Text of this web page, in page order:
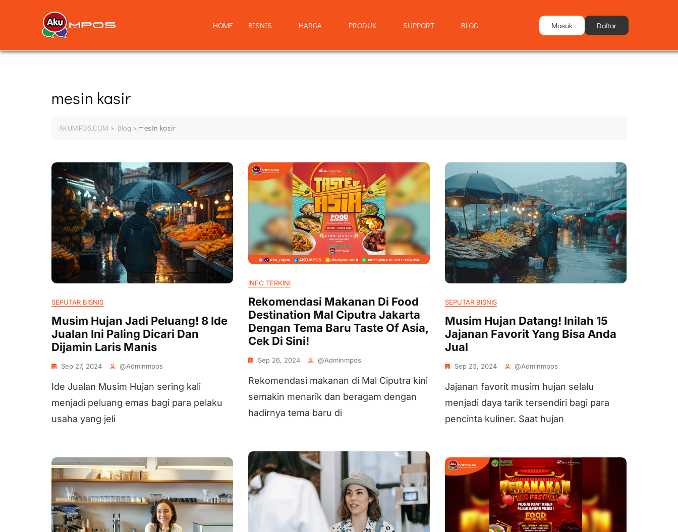
HOME BISNIS HARGA PRODUK SUPPORT BLOG Masuk Daftar
mesin kasir
AKUMPOS.COM > Blog > mesin kasir
SEPUTAR BISNIS
Musim Hujan Jadi Peluang! 8 Ide
Jualan Ini Paling Dicari Dan
Dijamin Laris Manis
Sep 27, 2024 @adminmpos
Ide Jualan Musim Hujan sering kali
menjadi peluang emas bagi para pelaku
usaha yang jeli
INFO TERKINI
Rekomendasi Makanan Di Food
Destination Mal Ciputra Jakarta
Dengan Tema Baru Taste Of Asia,
Cek Di Sini!
Sep 26, 2024 @adminmpos
Rekomendasi makanan di Mal Ciputra kini
semakin menarik dan beragam dengan
hadirnya tema baru di
SEPUTAR BISNIS
Musim Hujan Datang! Inilah 15
Jajanan Favorit Yang Bisa Anda
Jual
Sep 23, 2024 @adminmpos
Jajanan favorit musim hujan selalu
menjadi daya tarik tersendiri bagi para
pencinta kuliner. Saat hujan